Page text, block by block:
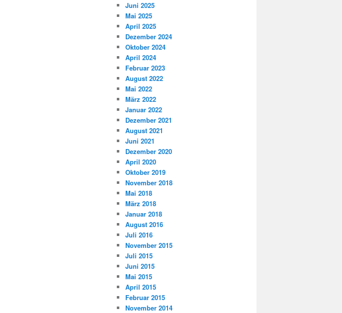
Juni 2025
Mai 2025
April 2025
Dezember 2024
Oktober 2024
April 2024
Februar 2023
August 2022
Mai 2022
März 2022
Januar 2022
Dezember 2021
August 2021
Juni 2021
Dezember 2020
April 2020
Oktober 2019
November 2018
Mai 2018
März 2018
Januar 2018
August 2016
Juli 2016
November 2015
Juli 2015
Juni 2015
Mai 2015
April 2015
Februar 2015
November 2014